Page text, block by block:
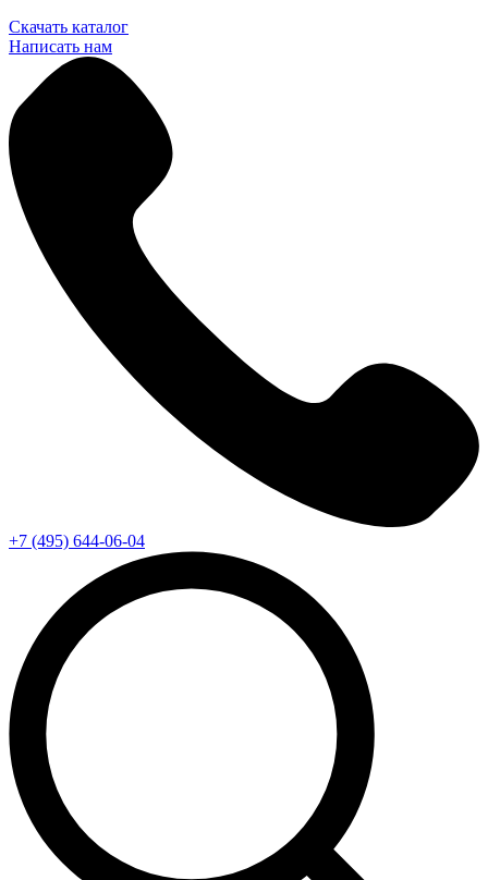
Скачать каталог
Написать нам
+7 (495) 644-06-04